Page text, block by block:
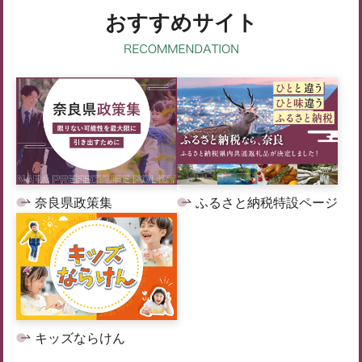
おすすめサイト
奈良県政策集 ふるさと納税特設ページ
キッズならけん